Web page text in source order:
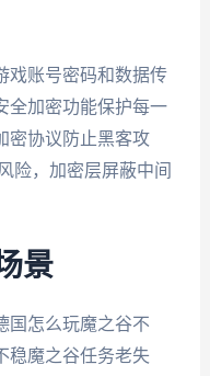
戏账号密码和数据传
全加密功能保护每一
密协议防止黑客攻
险，加密层屏蔽中间
景
国怎么玩魔之谷不
稳魔之谷任务老失